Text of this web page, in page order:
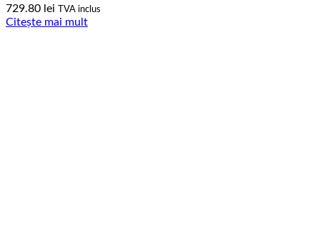
729.80 lei TVA inclus
Citește mai mult